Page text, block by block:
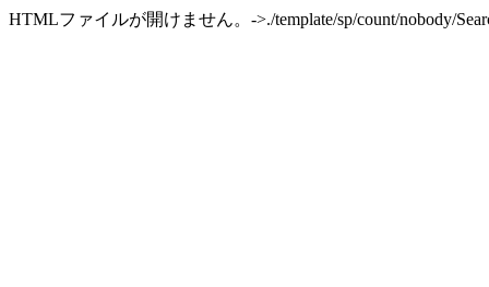
HTMLファイルが開けません。->./template/sp/count/nobody/